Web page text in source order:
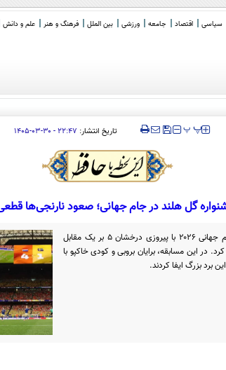
سیاسی اقتصاد جامعه ورزشی بین الملل فرهنگ و هنر علم و دانش
‍‍‍ پ پ تاریخ انتشار: ۲۲:۴۷ - ۳۰-۰۳-۱۴۰۵
گل هلند در جام جهانی؛ صعود نارنجی‌ها
تیم ملی هلند در دومین دیدار خود در جام جهانی ۲۰۲۶ با پیروزی درخشان ۵ بر یک مقابل
در این مسابقه، برایان بروبی و کودی خاکپو با
برد بزرگ ایفا کردند.